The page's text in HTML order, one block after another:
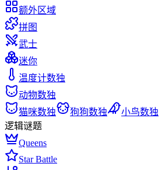
额外区域
拼图
武士
迷你
温度计数独
动物数独
猫咪数独
狗狗数独
小鸟数独
逻辑谜题
Queens
Star Battle